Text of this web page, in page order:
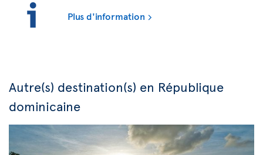
Plus d'information
Autre(s) destination(s) en République
dominicaine